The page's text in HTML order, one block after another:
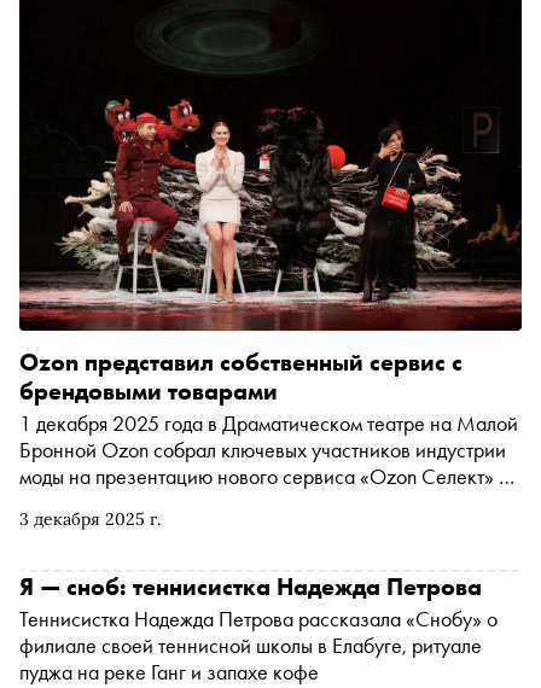
3 декабря 2025 г.
Ozon представил собственный сервис с
брендовыми товарами
1 декабря 2025 года в Драматическом театре на Малой
Бронной Ozon собрал ключевых участников индустрии
моды на презентацию нового сервиса «Ozon Селект» —
ценового сегмента и выше
Я — сноб: теннисистка Надежда Петрова
Теннисистка Надежда Петрова рассказала «Снобу» о
филиале своей теннисной школы в Елабуге, ритуале
пуджа на реке Ганг и запахе кофе